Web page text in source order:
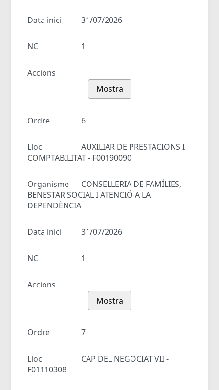
Data inici 31/07/2026
NC 1
Accions
Mostra
Ordre 6
Lloc
AUXILIAR DE PRESTACIONS I
COMPTABILITAT - F00190090
Organisme
CONSELLERIA DE FAMÍLIES,
BENESTAR SOCIAL I ATENCIÓ A LA
DEPENDÈNCIA
Data inici 31/07/2026
NC 1
Accions
Mostra
Ordre 7
Lloc
CAP DEL NEGOCIAT VII -
F01110308